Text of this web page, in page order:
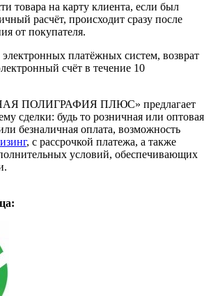
товара на карту клиента, если был
расчёт, происходит сразу после
от покупателя.
платёжных систем, возврат
счёт в течение 10
ПОЛИГРАФИЯ ПЛЮС» предлагает
сделки: будь то розничная или оптовая
безналичная оплата, возможность
, с рассрочкой платежа, а также
условий, обеспечивающих